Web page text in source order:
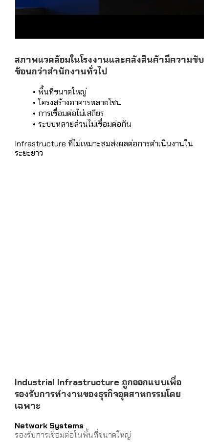
สภาพแวดล้อมในโรงงานและคลังสินค้ามีความซับ
ซ้อนกว่าสำนักงานทั่วไป
พื้นที่ขนาดใหญ่
โครงสร้างอาคารหลายโซน
การเชื่อมต่อไม่เสถียร
ระบบหลายส่วนไม่เชื่อมต่อกัน
Infrastructure ที่ไม่เหมาะสมส่งผลต่อการดำเนินงานใน
ระยะยาว
Industrial Infrastructure ถูกออกแบบเพื่อ
รองรับการทำงานของธุรกิจอุตสาหกรรมโดย
เฉพาะ
Network Systems
รองรับการเชื่อมต่อในพื้นที่ขนาดใหญ่